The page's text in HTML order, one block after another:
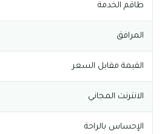
طاقم الخدمة
المرافق
القيمة مقابل السعر
الانترنت المجاني
الإحساس بالراحة